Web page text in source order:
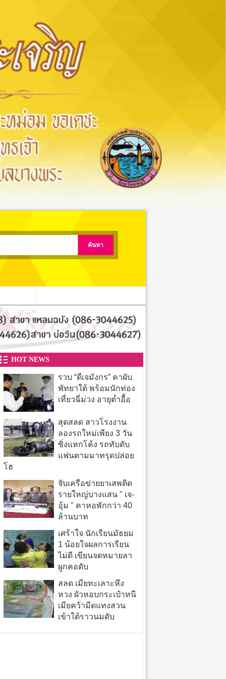
HOT NEWS
รวบ “ดีเจมังกร” คาผับ
พัทยาใต้ พร้อมนักท่อง
เที่ยวฉี่ม่วง อายุต่ำอื้อ
สุดสลด สาวโรงงาน
ลองรถใหม่เพียง 3 วัน
ซิ่งแหกโค้ง รถทับดับ
แฟนตามมาทรุดปล่อย
โฮ
จับเครือข่ายยาเสพติด
รายใหญ่บางแสน " เจ-
อุ้ม " คาหอพักกว่า 40
ล้านบาท
เศร้าใจ นักเรียนมัธยม
1 น้อยใจผลการเรียน
ไม่ดี เขียนจดหมายลา
ผูกคอดับ
สลด เมียทะเลาะหึง
หวง ผัวหอบกระเป๋าหนี
เมียคว้ามีดแทงสวน
เข้าใต้ราวนมดับ